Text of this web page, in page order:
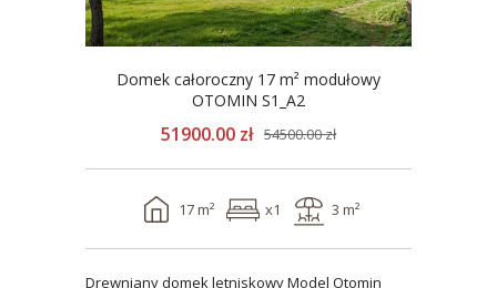
Domek całoroczny 17 m² modułowy
OTOMIN S1_A2
51900.00 zł 54500.00 zł
17 m² x1 3 m²
Drewniany domek letniskowy Model Otomin